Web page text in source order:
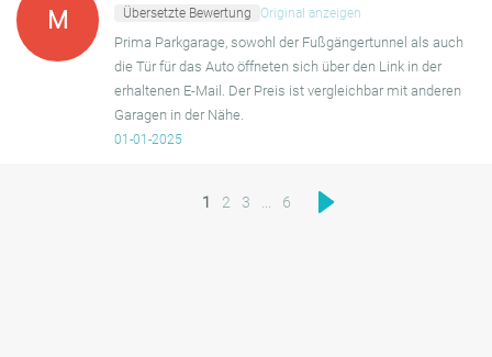
M
Übersetzte Bewertung
Original anzeigen
Prima Parkgarage, sowohl der Fußgängertunnel als auch
die Tür für das Auto öffneten sich über den Link in der
erhaltenen E-Mail. Der Preis ist vergleichbar mit anderen
Garagen in der Nähe.
01-01-2025
1 2 3 6